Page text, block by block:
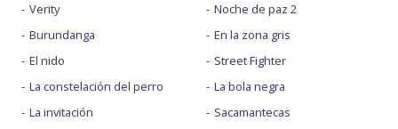
Verity
Burundanga
El nido
La constelación del perro
La invitación
Noche de paz 2
En la zona gris
Street Fighter
La bola negra
Sacamantecas